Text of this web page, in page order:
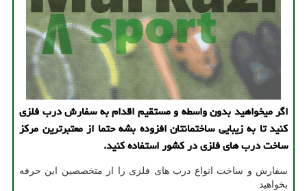
اگر میخواهید بدون واسطه و مستقیم اقدام به سفارش درب فلزی
كنید تا به زیبایی ساختمانتان افزوده بشه حتما از معتبرترین مركز
ساخت درب های فلزی در كشور استفاده كنید.
سفارش و ساخت انواع درب های فلزی را از متخصصین این حرفه
بخواهید